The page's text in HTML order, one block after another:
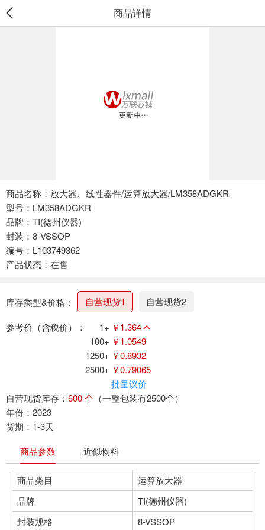
商品详情
商品名称：放大器、线性器件/运算放大器/LM358ADGKR
型号：LM358ADGKR
品牌：TI(德州仪器)
封装：8-VSSOP
编号：L103749362
产品状态：在售
库存类型&价格： 自营现货1 自营现货2
参考价（含税价）： 1+ ￥1.364
100+ ￥1.0549
1250+ ￥0.8932
2500+ ￥0.79065
批量议价
自营现货库存： 600 个 （一整包装有2500个）
年份：2023
货期：1-3天
商品参数
近似物料
商品类目
运算放大器
品牌
TI(德州仪器)
封装规格
8-VSSOP